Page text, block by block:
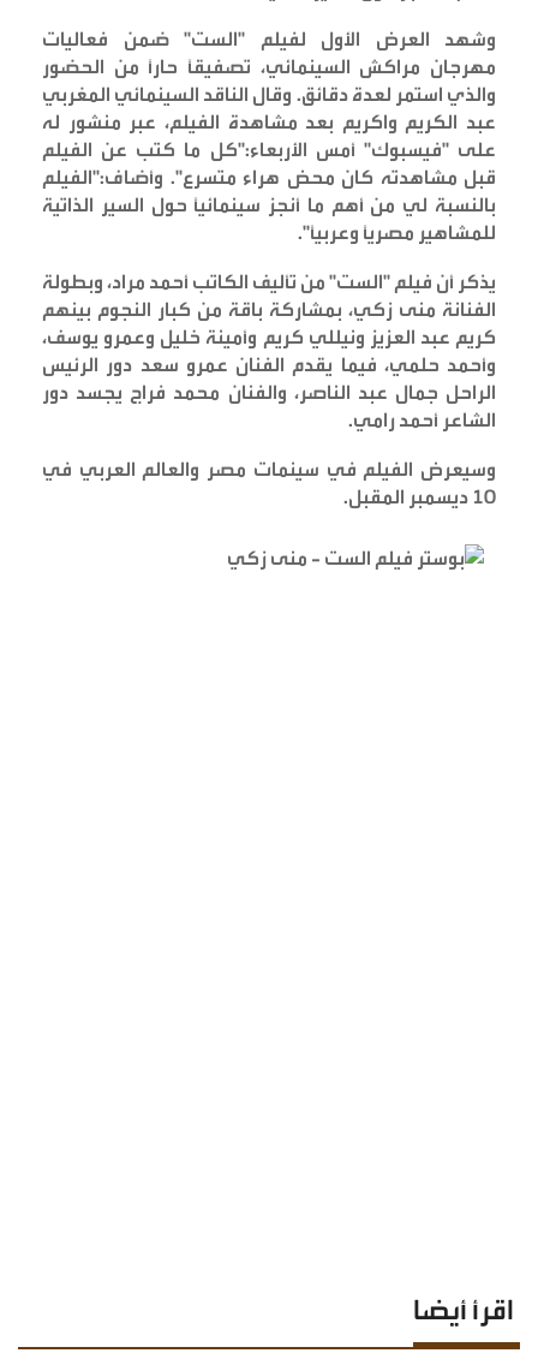
وشهد العرض الأول لفيلم "الست" ضمن فعاليات
مهرجان مراكش السينمائي، تصفيقاً حاراً من الحضور
والذي استمر لعدة دقائق. وقال الناقد السينمائي المغربي
عبد الكريم واكريم بعد مشاهدة الفيلم، عبر منشور له
على "فيسبوك" أمس الأربعاء:"كل ما كتب عن الفيلم
قبل مشاهدته كان محض هراء متسرع". وأضاف:"الفيلم
بالنسبة لي من أهم ما أنجز سينمائياً حول السير الذاتية
للمشاهير مصرياً وعربياً".
يذكر أن فيلم "الست" من تأليف الكاتب أحمد مراد، وبطولة
الفنانة منى زكي، بمشاركة باقة من كبار النجوم بينهم
كريم عبد العزيز ونيللي كريم وأمينة خليل وعمرو يوسف،
وأحمد حلمي، فيما يقدم الفنان عمرو سعد دور الرئيس
الراحل جمال عبد الناصر، والفنان محمد فراج يجسد دور
الشاعر أحمد رامي.
وسيعرض الفيلم في سينمات مصر والعالم العربي في
10 ديسمبر المقبل
.
اقرأ أيضا